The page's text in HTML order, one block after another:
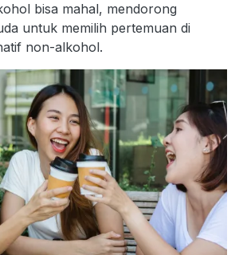
bisa mahal, mendorong
untuk memilih pertemuan di
non-alkohol.